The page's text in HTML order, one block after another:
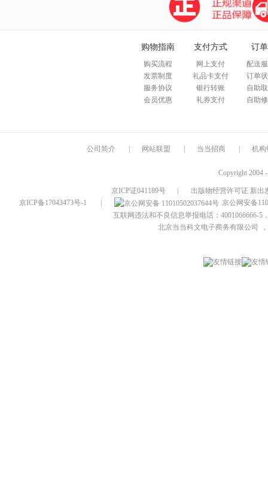
购物指南
购买流程
发票制度
服务协议
会员优惠
支付方式
网上支付
礼品卡支付
银行转账
礼券支付
订
配送
订单
自助
自助
公司简介 网站联盟 当当招商 机构
Copyright 2004
京ICP证041189号
出版物经营许可证 新出
京ICP备17043473号-1
京公网安备
互联网违法和不良信息举报电话：4001066666-5
北京当当科文电子商务有限公司